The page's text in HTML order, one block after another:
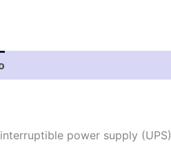
power supply (UPS)